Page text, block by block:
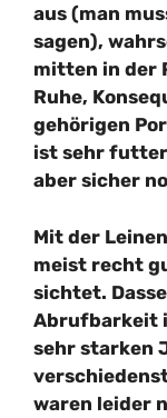
aus (man
sagen),
mitten in der
Ruhe,
gehörigen
ist sehr
aber sicher
Mit der
meist recht
sichtet.
Abrufbarkeit
sehr starken
waren leider